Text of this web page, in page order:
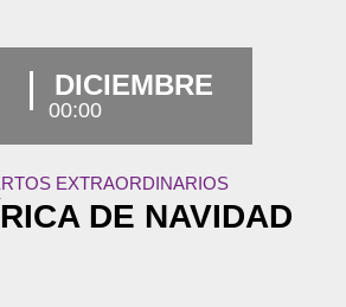
DICIEMBRE
00:00
EXTRAORDINARIOS
DE NAVIDAD